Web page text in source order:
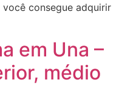
consegue adquirir
em Una –
médio